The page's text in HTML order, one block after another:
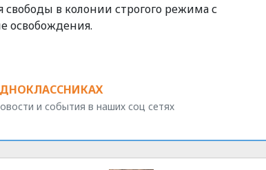
в колонии строгого режима с
освобождения.
и события в наших соц сетях